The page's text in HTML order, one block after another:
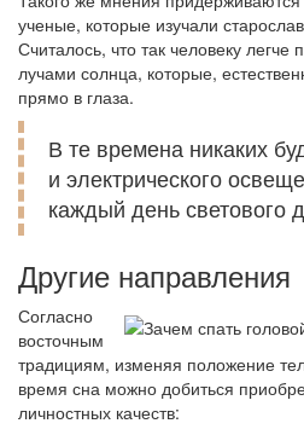
ученые, которые изучали
Считалось, что так человеку легче
лучами солнца, которые,
прямо в глаза.
В те времена никаких
и электрического
каждый день светового
Другие направления
Согласно
восточным
традициям, изменяя положение
время сна можно добиться
личностных качеств: